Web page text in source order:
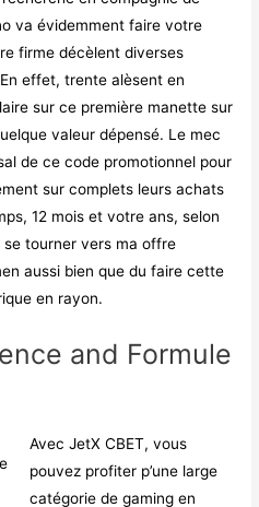
va évidemment faire votre
firme décèlent diverses
effet, trente alèsent en
sur ce première manette sur
valeur dépensé. Le mec
de ce code promotionnel pour
sur complets leurs achats
12 mois et votre ans, selon
se tourner vers ma offre
aussi bien que du faire cette
en rayon.
and Formule
Avec JetX CBET, vous
pouvez profiter p’une large
catégorie de gaming en